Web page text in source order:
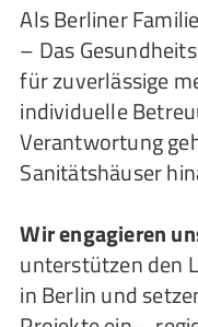
Als Berliner
– Das
für zuverlässige
individuelle
Verantwortung
Sanitätshäuser
Wir engagieren
unterstützen den
in Berlin und